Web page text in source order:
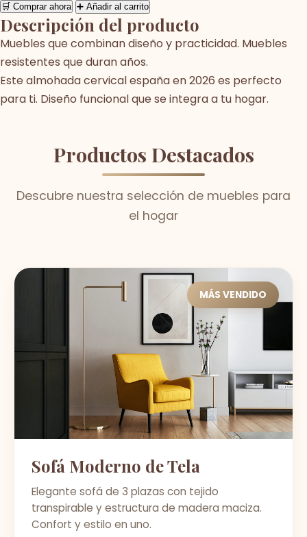
🛒 Comprar ahora ➕ Añadir al carrito
Descripción del producto
Muebles que combinan diseño y practicidad. Muebles
resistentes que duran años.
Este almohada cervical españa en 2026 es perfecto
para ti. Diseño funcional que se integra a tu hogar.
Productos Destacados
Descubre nuestra selección de muebles para
el hogar
MÁS VENDIDO
Sofá Moderno de Tela
Elegante sofá de 3 plazas con tejido
transpirable y estructura de madera maciza.
Confort y estilo en uno.